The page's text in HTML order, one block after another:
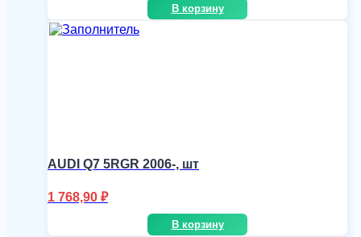
В корзину
AUDI Q7 5RGR 2006-, шт
1 768,90 ₽
В корзину